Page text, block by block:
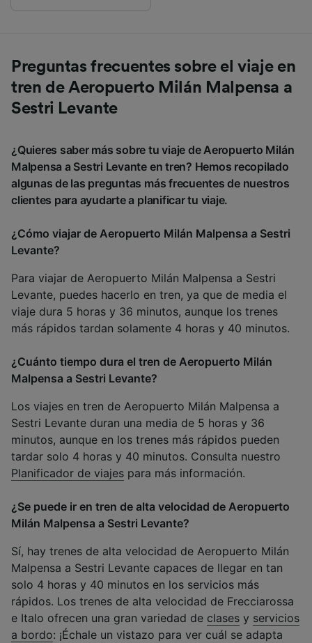
Preguntas frecuentes sobre el viaje en
tren de Aeropuerto Milán Malpensa a
Sestri Levante
¿Quieres saber más sobre tu viaje de Aeropuerto Milán
Malpensa a Sestri Levante en tren? Hemos recopilado
algunas de las preguntas más frecuentes de nuestros
clientes para ayudarte a planificar tu viaje.
¿Cómo viajar de Aeropuerto Milán Malpensa a Sestri
Levante?
Para viajar de Aeropuerto Milán Malpensa a Sestri
Levante, puedes hacerlo en tren, ya que de media el
viaje dura 5 horas y 36 minutos, aunque los trenes
más rápidos tardan solamente 4 horas y 40 minutos.
¿Cuánto tiempo dura el tren de Aeropuerto Milán
Malpensa a Sestri Levante?
Los viajes en tren de Aeropuerto Milán Malpensa a
Sestri Levante duran una media de 5 horas y 36
minutos, aunque en los trenes más rápidos pueden
tardar solo 4 horas y 40 minutos. Consulta nuestro
Planificador de viajes para más información.
¿Se puede ir en tren de alta velocidad de Aeropuerto
Milán Malpensa a Sestri Levante?
Sí, hay trenes de alta velocidad de Aeropuerto Milán
Malpensa a Sestri Levante capaces de llegar en tan
solo 4 horas y 40 minutos en los servicios más
rápidos. Los trenes de alta velocidad de Frecciarossa
e Italo ofrecen una gran variedad de clases y servicios
a bordo: ¡Échale un vistazo para ver cuál se adapta